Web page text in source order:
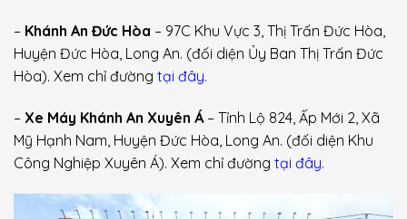
– Khánh An Đức Hòa – 97C Khu Vực 3, Thị Trấn Đức Hòa,
Huyện Đức Hòa, Long An. (đối diện Ủy Ban Thị Trấn Đức
Hòa). Xem chỉ đường tại đây.
– Xe Máy Khánh An Xuyên Á– Tỉnh Lộ 824, Ấp Mới 2, Xã
Mỹ Hạnh Nam, Huyện Đức Hòa, Long An. (đối diện Khu
Công Nghiệp Xuyên Á). Xem chỉ đường tại đây.